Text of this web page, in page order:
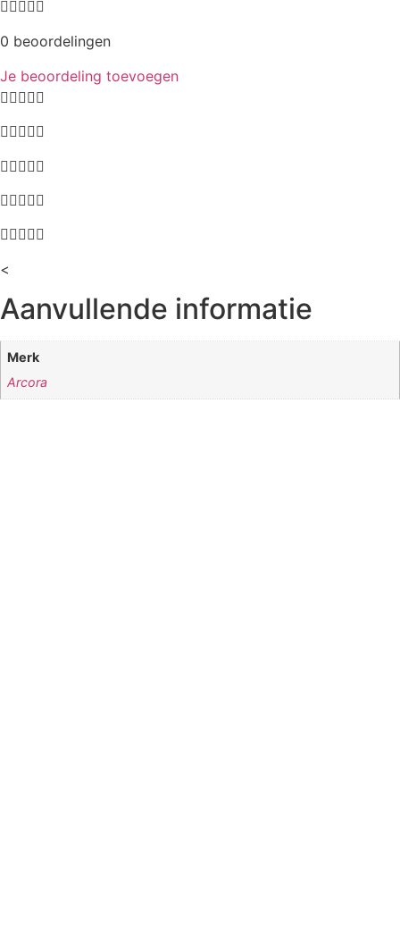
0 beoordelingen
Je beoordeling toevoegen
<
Aanvullende informatie
Merk
Arcora